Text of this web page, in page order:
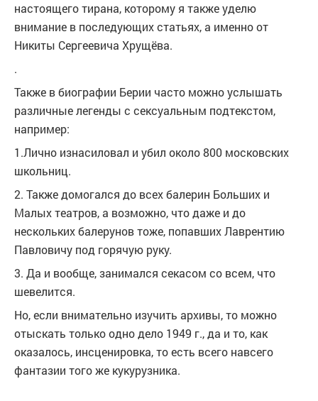
настоящего тирана, которому я также уделю
внимание в последующих статьях, а именно от
Никиты Сергеевича Хрущёва.
.
Также в биографии Берии часто можно услышать
различные легенды с сексуальным подтекстом,
например:
1.Лично изнасиловал и убил около 800 московских
школьниц.
2. Также домогался до всех балерин Больших и
Малых театров, а возможно, что даже и до
нескольких балерунов тоже, попавших Лаврентию
Павловичу под горячую руку.
3. Да и вообще, занимался секасом со всем, что
шевелится.
Но, если внимательно изучить архивы, то можно
отыскать только одно дело 1949 г., да и то, как
оказалось, инсценировка, то есть всего навсего
фантазии того же кукурузника.